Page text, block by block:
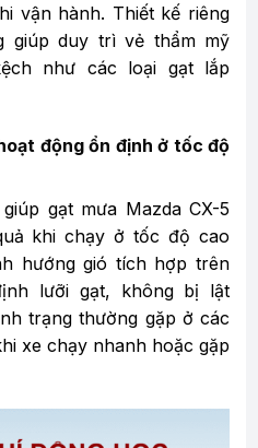
vận hành. Thiết kế riêng
giúp duy trì vẻ thẩm mỹ
như các loại gạt lắp
động ổn định ở tốc độ
gạt mưa Mazda CX-5
khi chạy ở tốc độ cao
hướng gió tích hợp trên
lưỡi gạt, không bị lật
trạng thường gặp ở các
xe chạy nhanh hoặc gặp